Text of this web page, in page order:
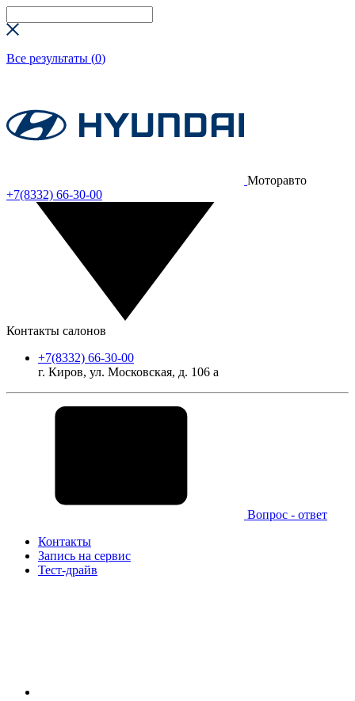
Все результаты (0)
Моторавто
+7(8332) 66-30-00
Контакты салонов
+7(8332) 66-30-00
г. Киров, ул. Московская, д. 106 а
Вопрос - ответ
Контакты
Запись на сервис
Тест-драйв